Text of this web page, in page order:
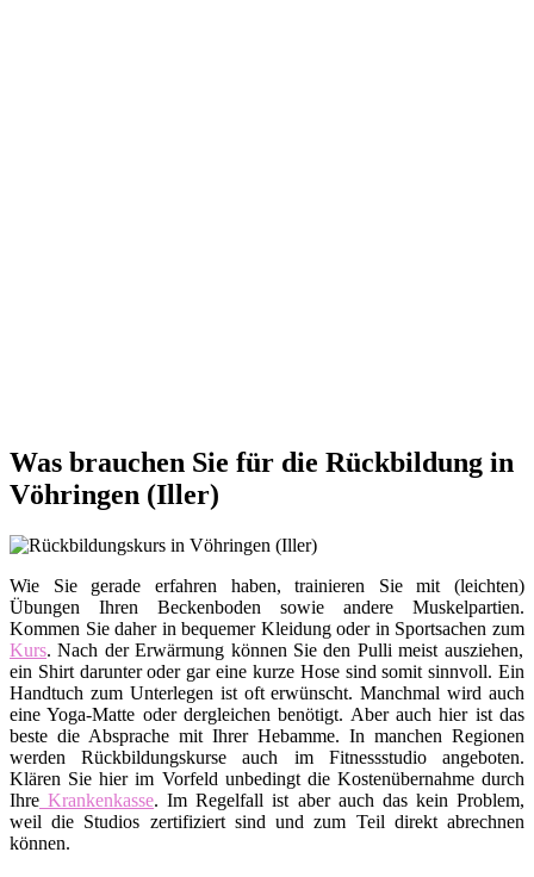
Was brauchen Sie für die Rückbildung in
Vöhringen (Iller)
Wie Sie gerade erfahren haben, trainieren Sie mit (leichten)
Übungen Ihren Beckenboden sowie andere Muskelpartien.
Kommen Sie daher in bequemer Kleidung oder in Sportsachen zum
Kurs. Nach der Erwärmung können Sie den Pulli meist ausziehen,
ein Shirt darunter oder gar eine kurze Hose sind somit sinnvoll. Ein
Handtuch zum Unterlegen ist oft erwünscht. Manchmal wird auch
eine Yoga-Matte oder dergleichen benötigt. Aber auch hier ist das
beste die Absprache mit Ihrer Hebamme. In manchen Regionen
werden Rückbildungskurse auch im Fitnessstudio angeboten.
Klären Sie hier im Vorfeld unbedingt die Kostenübernahme durch
Ihre Krankenkasse. Im Regelfall ist aber auch das kein Problem,
weil die Studios zertifiziert sind und zum Teil direkt abrechnen
können.